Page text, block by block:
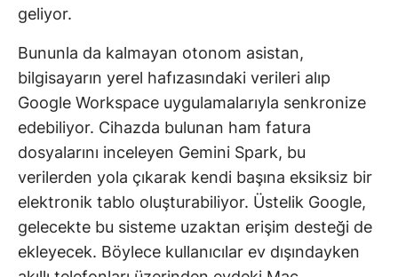
geliyor.
Bununla da kalmayan otonom asistan,
bilgisayarın yerel hafızasındaki verileri alıp
Google Workspace uygulamalarıyla senkronize
edebiliyor. Cihazda bulunan ham fatura
dosyalarını inceleyen Gemini Spark, bu
verilerden yola çıkarak kendi başına eksiksiz bir
elektronik tablo oluşturabiliyor. Üstelik Google,
gelecekte bu sisteme uzaktan erişim desteği de
ekleyecek. Böylece kullanıcılar ev dışındayken